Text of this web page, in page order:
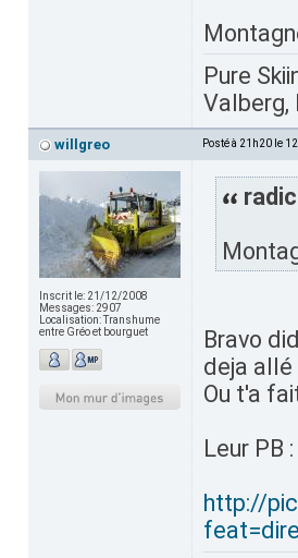
Pure
Valberg,
willgreo Posté à 21h20 le
Inscrit le: 21/12/2008
Messages: 2907
Localisation:Transhume
entre Gréo et bourguet
Bravo
deja allé
Ou t'a
Leur PB :
http://